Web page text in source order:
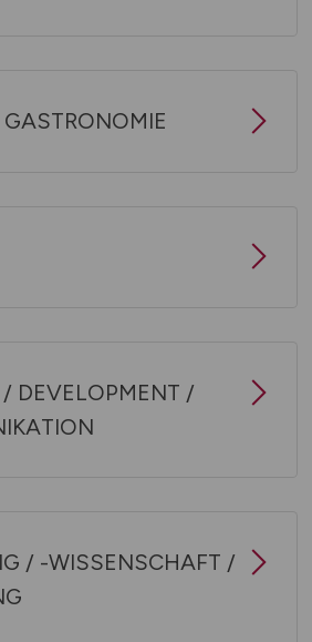
DEVELOPMENT /
/ -WISSENSCHAFT /